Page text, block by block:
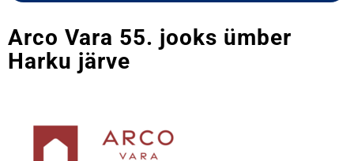
Arco Vara 55. jooks ümber
Harku järve